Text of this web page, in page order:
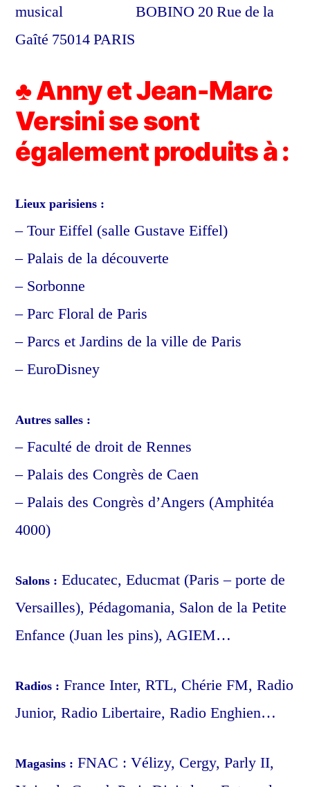
musical BOBINO 20 Rue de la
Gaîté 75014 PARIS
♣ Anny et Jean-Marc
Versini se sont
également produits à :
Lieux parisiens :
– Tour Eiffel (salle Gustave Eiffel)
– Palais de la découverte
– Sorbonne
– Parc Floral de Paris
– Parcs et Jardins de la ville de Paris
– EuroDisney
Autres salles :
– Faculté de droit de Rennes
– Palais des Congrès de Caen
– Palais des Congrès d’Angers (Amphitéa
4000)
Salons : Educatec, Educmat (Paris – porte de
Versailles), Pédagomania, Salon de la Petite
Enfance (Juan les pins), AGIEM…
Radios : France Inter, RTL, Chérie FM, Radio
Junior, Radio Libertaire, Radio Enghien…
Magasins : FNAC : Vélizy, Cergy, Parly II,